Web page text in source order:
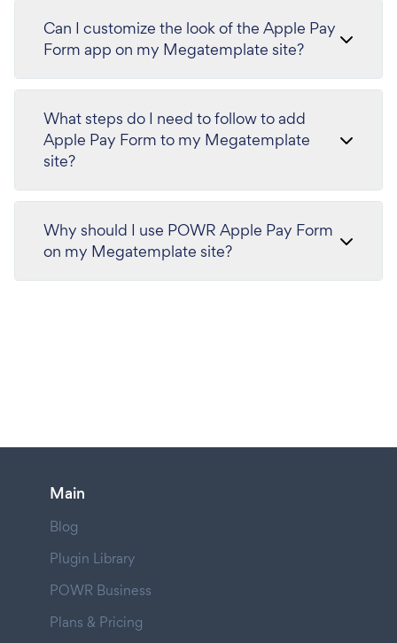
Can I customize the look of the Apple Pay
Form app on my Megatemplate site?
What steps do I need to follow to add
Apple Pay Form to my Megatemplate
site?
Why should I use POWR Apple Pay Form
on my Megatemplate site?
Main
Blog
Plugin Library
POWR Business
Plans & Pricing